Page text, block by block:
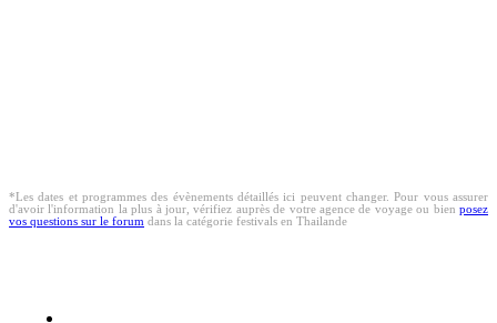
*Les dates et programmes des évènements détaillés ici peuvent changer. Pour vous assurer
d'avoir l'information la plus à jour, vérifiez auprès de votre agence de voyage ou bien posez
vos questions sur le forum dans la catégorie festivals en Thailande